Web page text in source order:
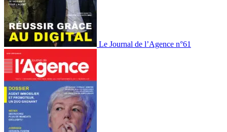
Le Journal de l’Agence n°61